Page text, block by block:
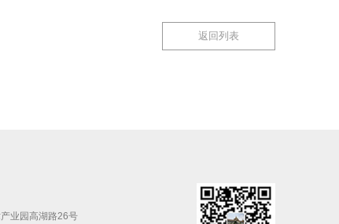
返回列表
业园高湖路26号